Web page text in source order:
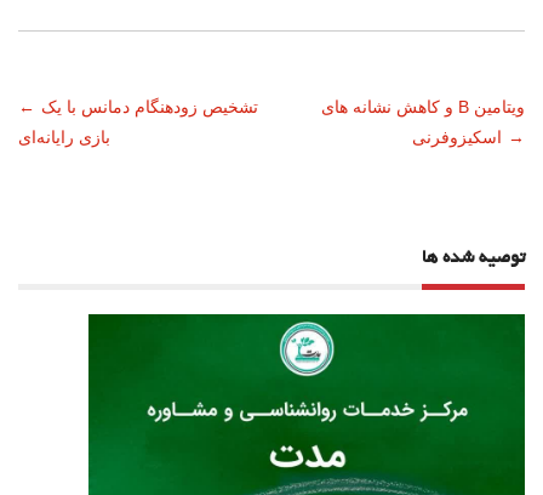
ناوبری
نوشته
← تشخیص زودهنگام دمانس با یک
بازی رایانه‌ای
ویتامین B و کاهش نشانه های
اسکیزوفرنی →
توصیه شده ها